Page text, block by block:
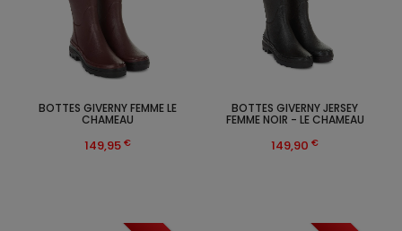
BOTTES GIVERNY FEMME LE
CHAMEAU
149,95 €
BOTTES GIVERNY JERSEY
FEMME NOIR - LE CHAMEAU
149,90 €